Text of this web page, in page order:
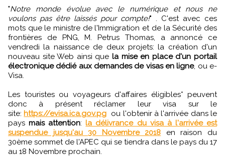
"Notre monde évolue avec le numérique et nous ne
voulons pas être laissés pour compte!" . C'est avec ces
mots que le ministre de l'Immigration et de la Sécurité des
frontières de PNG, M. Petrus Thomas, a annoncé ce
vendredi la naissance de deux projets: la création d'un
nouveau site Web ainsi que la mise en place d'un portail
électronique dédié aux demandes de visas en ligne, ou e-
Visa.
Les touristes ou voyageurs d'affaires éligibles* peuvent
donc à présent réclamer leur visa sur le
site: https://evisa.ica.gov.pg ou l'obtenir à l'arrivée dans le
paysmais attention:la délivrance du visa à l'arrivée est
suspendue jusqu'au 30 Novembre 2018 en raison du
30ème sommet de l'APEC qui se tiendra dans le pays du 17
au 18 Novembre prochain.